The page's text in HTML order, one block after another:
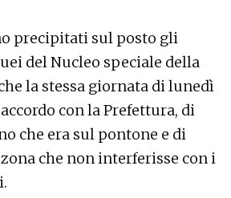
precipitati sul posto gli
del Nucleo speciale della
la stessa giornata di lunedì
con la Prefettura, di
che era sul pontone e di
che non interferisse con i